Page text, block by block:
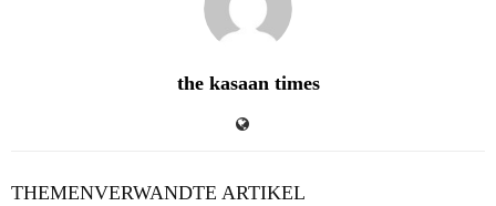
the kasaan times
THEMENVERWANDTE ARTIKEL